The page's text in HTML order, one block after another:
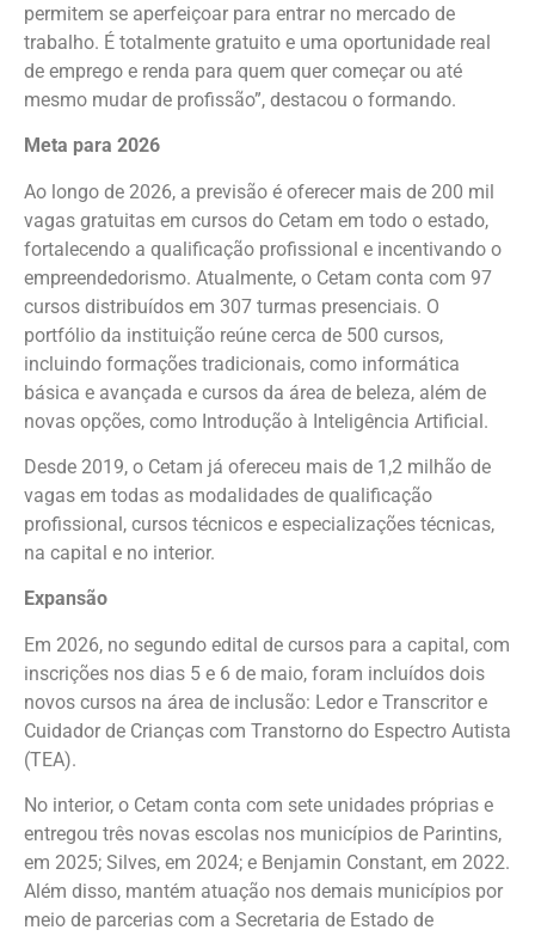
permitem se aperfeiçoar para entrar no mercado de
trabalho. É totalmente gratuito e uma oportunidade real
de emprego e renda para quem quer começar ou até
mesmo mudar de profissão”, destacou o formando.
Meta para 2026
Ao longo de 2026, a previsão é oferecer mais de 200 mil
vagas gratuitas em cursos do Cetam em todo o estado,
fortalecendo a qualificação profissional e incentivando o
empreendedorismo. Atualmente, o Cetam conta com 97
cursos distribuídos em 307 turmas presenciais. O
portfólio da instituição reúne cerca de 500 cursos,
incluindo formações tradicionais, como informática
básica e avançada e cursos da área de beleza, além de
novas opções, como Introdução à Inteligência Artificial.
Desde 2019, o Cetam já ofereceu mais de 1,2 milhão de
vagas em todas as modalidades de qualificação
profissional, cursos técnicos e especializações técnicas,
na capital e no interior.
Expansão
Em 2026, no segundo edital de cursos para a capital, com
inscrições nos dias 5 e 6 de maio, foram incluídos dois
novos cursos na área de inclusão: Ledor e Transcritor e
Cuidador de Crianças com Transtorno do Espectro Autista
(TEA).
No interior, o Cetam conta com sete unidades próprias e
entregou três novas escolas nos municípios de Parintins,
em 2025; Silves, em 2024; e Benjamin Constant, em 2022.
Além disso, mantém atuação nos demais municípios por
meio de parcerias com a Secretaria de Estado de